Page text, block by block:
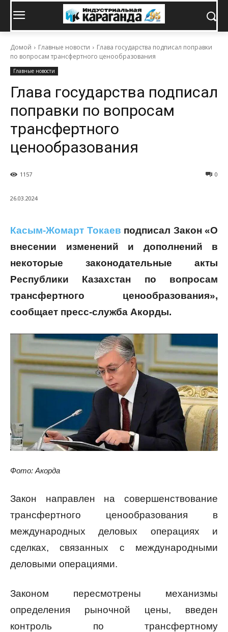
Домой Главные новости
Глава государства подписал поправки
по вопросам трансфертного ценообразования
Главные новости
Глава государства подписал
поправки по вопросам
трансфертного
ценообразования
0
1157
26.03.2024
Касым-Жомарт Токаев подписал Закон «О
внесении изменений и дополнений в
некоторые законодательные акты
Республики Казахстан по вопросам
трансфертного ценообразования»,
сообщает пресс-служба Акорды.
Фото: Акорда
Закон направлен на совершенствование
трансфертного ценообразования в
международных деловых операциях и
сделках, связанных с международными
деловыми операциями.
Законом пересмотрены механизмы
определения рыночной цены, введен
контроль по трансфертному